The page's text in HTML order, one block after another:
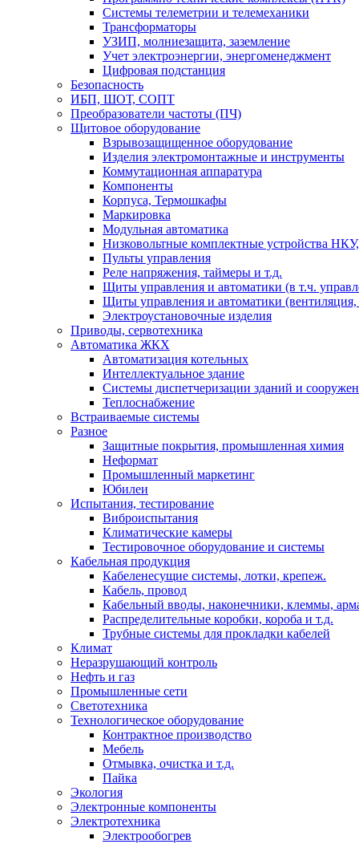
Системы телеметрии и телемеханики
Трансформаторы
УЗИП, молниезащита, заземление
Учет электроэнергии, энергоменеджмент
Цифровая подстанция
Безопасность
ИБП, ШОТ, СОПТ
Преобразователи частоты (ПЧ)
Щитовое оборудование
Взрывозащищенное оборудование
Изделия электромонтажные и инструменты
Коммутационная аппаратура
Компоненты
Корпуса, Термошкафы
Маркировка
Модульная автоматика
Низковольтные комплектные устройства
Пульты управления
Реле напряжения, таймеры и т.д.
Щиты управления и автоматики (в т.ч.
Щиты управления и автоматики (вентиляция,
Электроустановочные изделия
Приводы, сервотехника
Автоматика ЖКХ
Автоматизация котельных
Интеллектуальное здание
Системы диспетчеризации зданий и
Теплоснабжение
Встраиваемые системы
Разное
Защитные покрытия, промышленная химия
Неформат
Промышленный маркетинг
Юбилеи
Испытания, тестирование
Виброиспытания
Климатические камеры
Тестировочное оборудование и системы
Кабельная продукция
Кабеленесущие системы, лотки, крепеж.
Кабель, провод
Кабельный вводы, наконечники, клеммы,
Распределительные коробки, короба и т.д.
Трубные системы для прокладки кабелей
Климат
Неразрушающий контроль
Нефть и газ
Промышленные сети
Светотехника
Технологическое оборудование
Контрактное производство
Мебель
Отмывка, очистка и т.д.
Пайка
Экология
Электронные компоненты
Электротехника
Электрообогрев